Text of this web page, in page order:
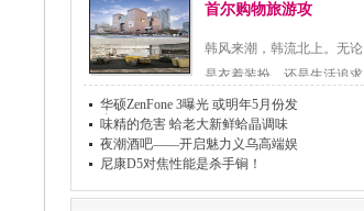
首尔购物旅游攻
韩风来潮，韩流北上。无论
是衣着装扮，还是生活追求
都..
华硕ZenFone 3曝光 或明年5月份发
布
味精的危害 蛤老大新鲜蛤晶调味
夜潮酒吧——开启魅力义乌高端娱
尼康D5对焦性能是杀手锏！